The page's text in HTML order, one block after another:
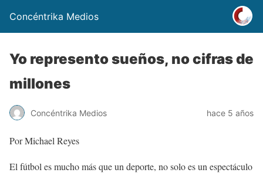
Concéntrika Medios
Yo represento sueños, no cifras de
millones
Concéntrika Medios hace 5 años
Por Michael Reyes
El fútbol es mucho más que un deporte, no solo es un espectáculo